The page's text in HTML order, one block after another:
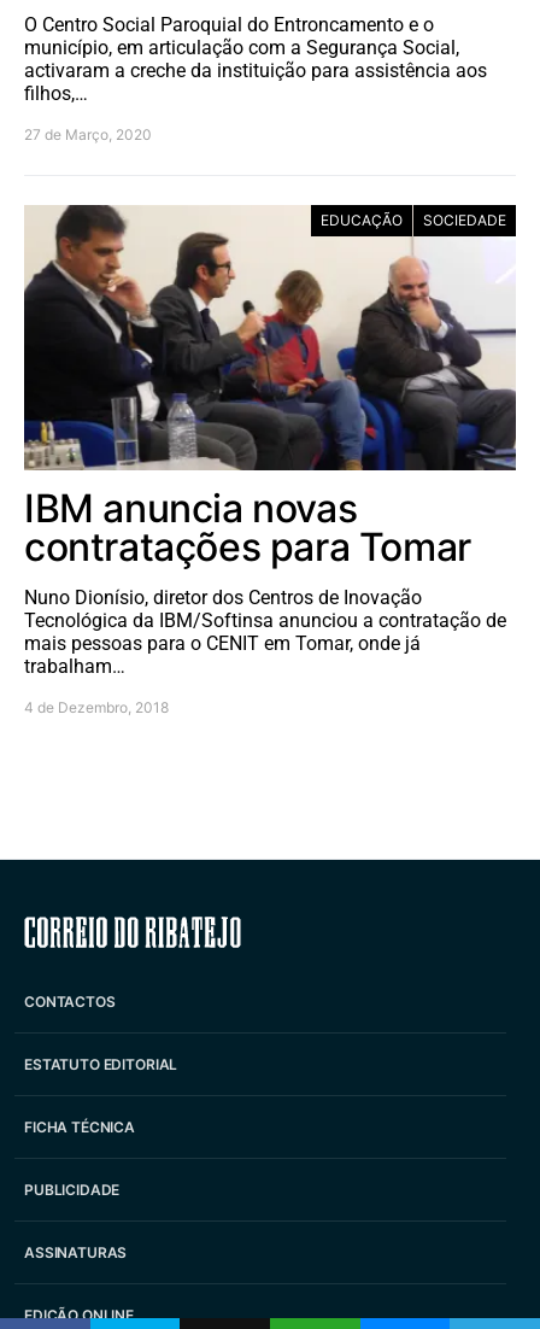
O Centro Social Paroquial do Entroncamento e o
município, em articulação com a Segurança Social,
activaram a creche da instituição para assistência aos
filhos,…
27 de Março, 2020
EDUCAÇÃO SOCIEDADE
IBM anuncia novas
contratações para Tomar
Nuno Dionísio, diretor dos Centros de Inovação
Tecnológica da IBM/Softinsa anunciou a contratação de
mais pessoas para o CENIT em Tomar, onde já
trabalham…
4 de Dezembro, 2018
Correio do Ribatejo
CONTACTOS
ESTATUTO EDITORIAL
FICHA TÉCNICA
PUBLICIDADE
ASSINATURAS
EDIÇÃO ONLINE